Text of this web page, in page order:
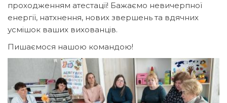
проходженням атестації! Бажаємо невичерпної
енергії, натхнення, нових звершень та вдячних
усмішок ваших вихованців.
​Пишаємося нашою командою!